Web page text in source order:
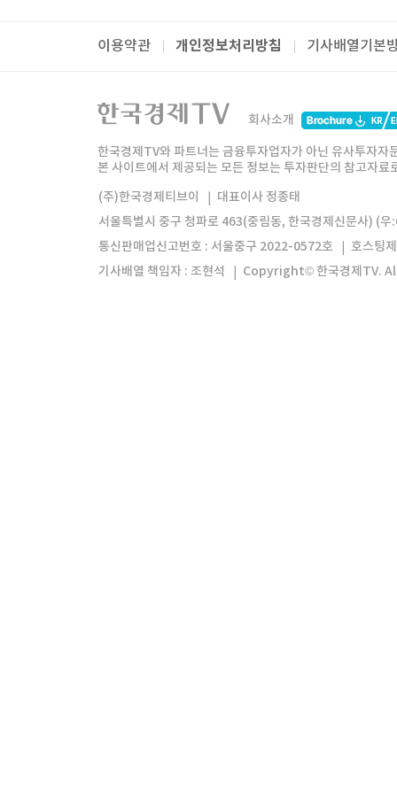
이용약관 개인정보처리방침 기사배열기본
패밀리사이트
한국경제TV
한경미디어그룹 한국경제신문 한국경제
모바일앱 한국경제TV앱
회사소개
한국경제TV와 파트너는 금융투자업자가 아닌 유사투자
본 사이트에서 제공되는 모든 정보는 투자판단의 참고자
(주)한국경제티브이
대표이사 정종태
서울특별시 중구 청파로 463(중림동, 한국경제신문사) (
통신판매업신고번호 : 서울중구 2022-0572호
호스팅
기사배열 책임자 : 조현석
Copyright© 한국경제TV.